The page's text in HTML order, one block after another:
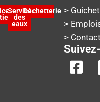
Service
des
eaux
Déchetterie >
>
>